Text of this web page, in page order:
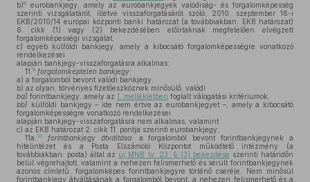
b)8
eurobankjegy, amely az eurobankjegyek valódiság- és forgalomképesség
szerinti vizsgálatáról, illetve visszaforgatásáról szóló, 2010. szeptember 16-i
EKB/2010/14 európai központi banki határozat (a továbbiakban: EKB határozat)
6. cikk (1) vagy (2) bekezdésében előírtaknak megfelelően elvégzett
forgalomképességi vizsgálat,
c) egyéb külföldi bankjegy, amely a kibocsátó forgalomképességre vonatkozó
rendelkezései
alapján bankjegy-visszaforgatásra alkalmas;
11. 9 forgalomképtelen bankjegy:
a) a forgalomból bevont valódi bankjegy,
b) az olyan, törvényes fizetőeszköznek minősülő, valódi
ba) forintbankjegy, amely az 1. mellékletben foglalt válogatási kritériumok,
bb) külföldi bankjegy – ide nem értve az eurobankjegyet –, amely a kibocsátó
forgalomképességre vonatkozó rendelkezései
alapján bankjegy-visszaforgatásra nem alkalmas, valamint
c) az EKB határozat 2. cikk 11. pontja szerinti eurobankjegy;
11a. 10 forintbankjegy átváltása: a forgalomból bevont forintbankjegynek a
hitelintézet és a Posta Elszámoló Központot működtető intézmény (a
továbbiakban: posta) által az új MNB tv. 23. § (3) bekezdése szerinti határidőn
belül végrehajtott, valamint a nehezen felismerhető és sérült forintbankjegynek
azonos címletű, forgalomképes forintbankjegyre történő cseréje. Nem minősül
forintbankjegy átváltásának a forgalomból bevont, a nehezen felismerhető és a